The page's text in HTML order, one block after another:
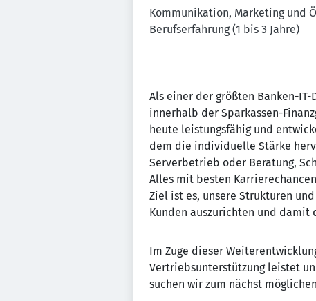
Kommunikation, Marketing und
Berufserfahrung (1 bis 3 Jahre)
Als einer der größten Banken-
innerhalb der Sparkassen-
heute leistungsfähig und
dem die individuelle Stärke
Serverbetrieb oder Beratung,
Alles mit besten
Ziel ist es, unsere Strukturen
Kunden auszurichten und damit
Im Zuge dieser
Vertriebsunterstützung leistet
suchen wir zum nächst